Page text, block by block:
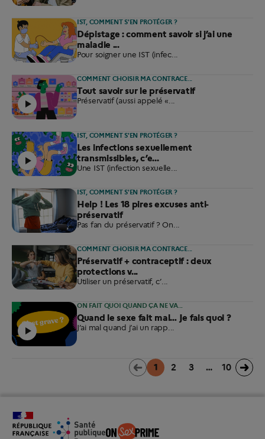
IST, COMMENT S'EN PROTÉGER ?
Dépistage : comment savoir si j’ai une
maladie ...
Pour soigner une IST (infec...
COMMENT CHOISIR MA CONTRACE...
Tout savoir sur le préservatif
Préservatif (aussi appelé «...
IST, COMMENT S'EN PROTÉGER ?
Les infections sexuellement
transmissibles, c’e...
Une IST (infection sexuelle...
IST, COMMENT S'EN PROTÉGER ?
Help ! Les 18 pires excuses anti-
préservatif
Pas fan du préservatif ? On...
COMMENT CHOISIR MA CONTRACE...
Préservatif + contraceptif : deux
protections v...
Utiliser un préservatif, c’...
ON FAIT QUOI QUAND ÇA NE VA...
Quand le sexe fait mal… Je fais quoi ?
J’ai mal quand j’ai un rapp...
1 (current)
2 3 … 10